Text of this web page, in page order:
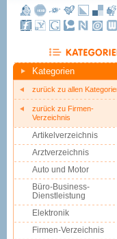
Kategorien
zurück zu allen
zurück zu Firmen-
Verzeichnis
Artikelverzeichnis
Arztverzeichnis
Auto und Motor
Büro-Business-
Dienstleistung
Elektronik
Firmen-Verzeichnis